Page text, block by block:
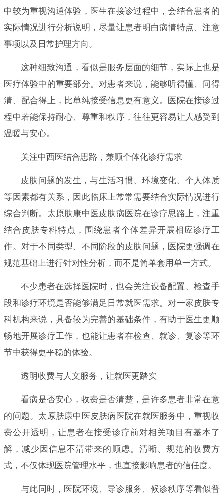
中较为重视沟通体验，医生在接诊过程中，会结合患者的
实际情况进行分析说明，尽量让患者明白病情特点、注意
事项以及日常护理方向。
这种细致沟通，看似是服务层面的细节，实际上也是
医疗体验中的重要部分。对患者来说，能够听得懂、问得
清、配合得上，比单纯接受信息更有意义。医院在接诊过
程中若能保持耐心、尊重和秩序，往往更容易让人感受到
温暖与安心。
关注中西医结合思路，兼顾个体化诊疗需求
皮肤问题的发生，与生活习惯、环境变化、个人体质
等因素都有关系，因此临床上常常需要结合实际情况进行
综合判断。太原肤康中医皮肤病医院在诊疗思路上，注重
结合皮肤专科特点，围绕患者个体差异开展相应诊疗工
作。对于不同类型、不同阶段的皮肤问题，医院更强调在
规范基础上进行针对性分析，而不是简单套用单一方式。
不少患者在选择医院时，也会关注设备配置、检查手
段和诊疗环境是否能够满足日常就医需求。对一家皮肤专
科机构来说，具备较为完善的基础条件，有助于医生更顺
畅地开展诊疗工作，也能让患者在检查、就诊、复诊等环
节中获得更平稳的体验。
透明收费与人文服务，让就医更踏实
看病是否安心，收费是否清楚，是许多患者非常在意
的问题。太原肤康中医皮肤病医院在就医服务中，重视收
费公开透明，让患者在接受诊疗前对相关项目有基本了
解，减少因信息不清带来的顾虑。清晰、规范的收费方
式，不仅体现医院管理水平，也直接影响患者的信任度。
与此同时，医院环境、导诊服务、候诊秩序等看似普